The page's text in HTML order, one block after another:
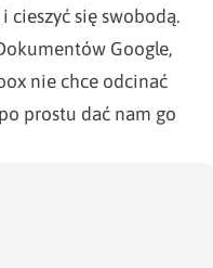
cieszyć się swobodą.
Google,
nie chce odcinać
prostu dać nam go